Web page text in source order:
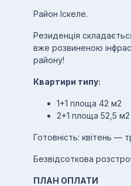
Район Іскеле.
Резиденція
вже розвиненою
району!
Квартири типу:
1+1 площа 42 м2
2+1 площа 52,5 м2
Готовність: квітень —
Безвідсоткова
ПЛАН ОПЛАТИ